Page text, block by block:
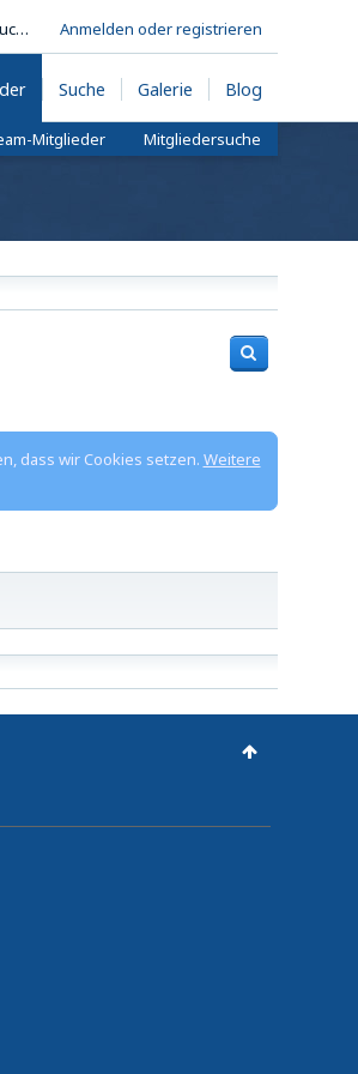
Anmelden oder registrieren
Mitglieder Mitgliedersuche
Suche Galerie Blog
dass wir Cookies setzen. Weitere